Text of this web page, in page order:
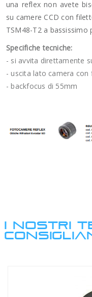
una reflex non avete
su camere CCD con
TSM48-T2 a bassissimo
Specifiche tecniche:
- si avvita direttamente
- uscita lato camera con
- backfocus di 55mm
I NOSTRI